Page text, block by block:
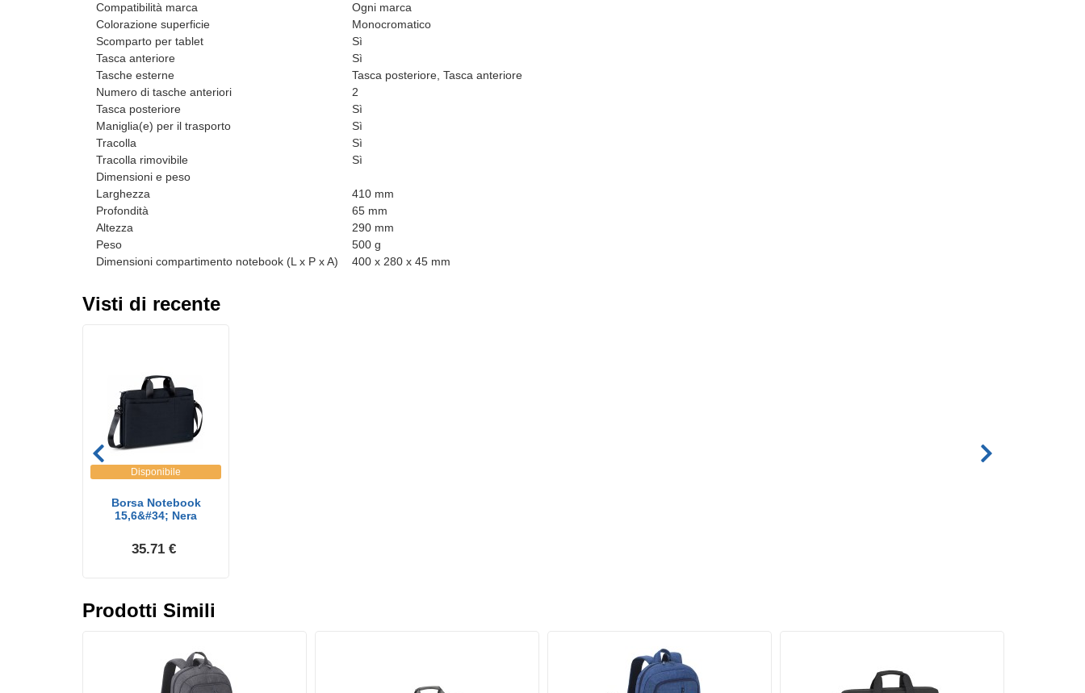
Compatibilità marca
Ogni marca
Colorazione superficie
Monocromatico
Scomparto per tablet
Sì
Tasca anteriore
Sì
Tasche esterne
Tasca posteriore, Tasca anteriore
Numero di tasche anteriori
2
Tasca posteriore
Sì
Maniglia(e) per il trasporto
Sì
Tracolla
Sì
Tracolla rimovibile
Sì
Dimensioni e peso
Larghezza
410 mm
Profondità
65 mm
Altezza
290 mm
Peso
500 g
Dimensioni compartimento notebook (L x P x A)
400 x 280 x 45 mm
Visti di recente
Disponibile
Borsa Notebook
15,6&#34; Nera
35.71 €
Prodotti Simili